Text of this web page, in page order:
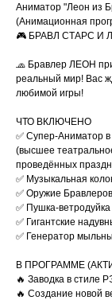
Аниматор "Леон из
(Анимационная
🎮 БРАВЛ СТАРС И
🧢 Бравлер ЛЕОН
реальный мир! Вас
любимой игры!
ЧТО ВКЛЮЧЕНО
✅ Супер-Аниматор
(высшее
проведённых
✅ Музыкальная
✅ Оружие
✅ Пушка-ветродуйка
✅ Гигантские
✅ Генератор
В ПРОГРАММЕ
🔥 Заводка в стиле
🔥 Создание новой